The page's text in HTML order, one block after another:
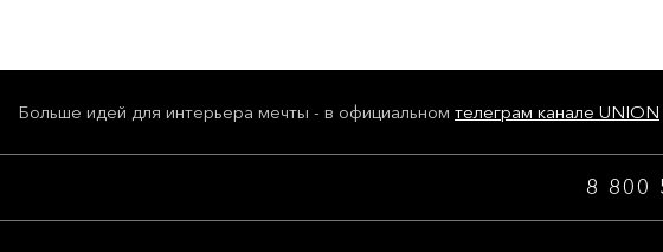
Больше идей для интерьера мечты - в официальном телеграм канале UNION
8 800